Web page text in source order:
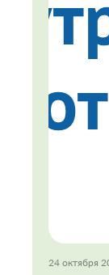
24 октября